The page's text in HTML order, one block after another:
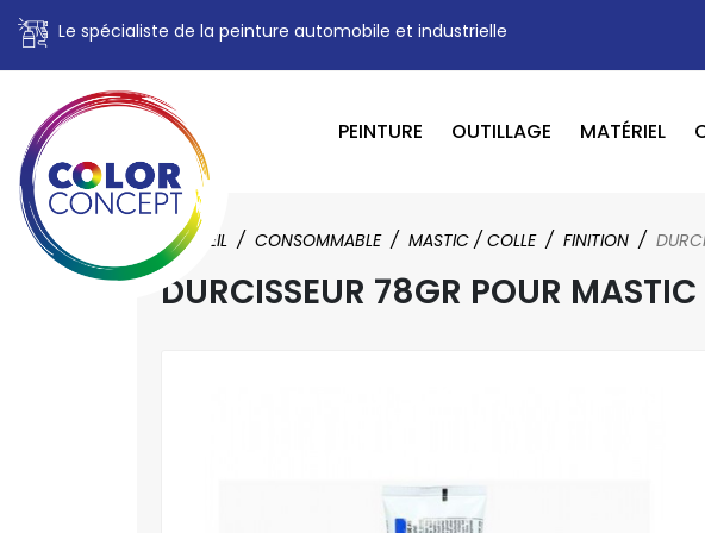
Le spécialiste de la peinture automobile et industrielle
PEINTURE OUTILLAGE MATÉRIEL
ACCUEIL CONSOMMABLE MASTIC / COLLE FINITION
DURCISSEUR 78GR POUR